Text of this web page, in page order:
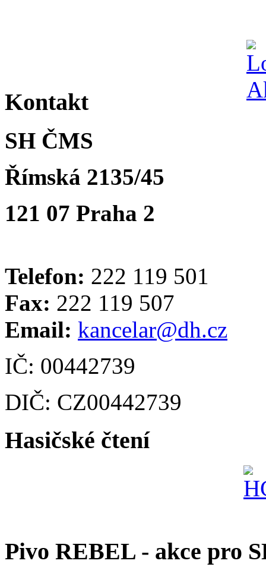
Kontakt
SH ČMS
Římská 2135/45
121 07 Praha 2
Telefon: 222 119 501
Fax: 222 119 507
Email: kancelar@dh.cz
IČ: 00442739
DIČ: CZ00442739
Hasičské čtení
Pivo REBEL - akce pro